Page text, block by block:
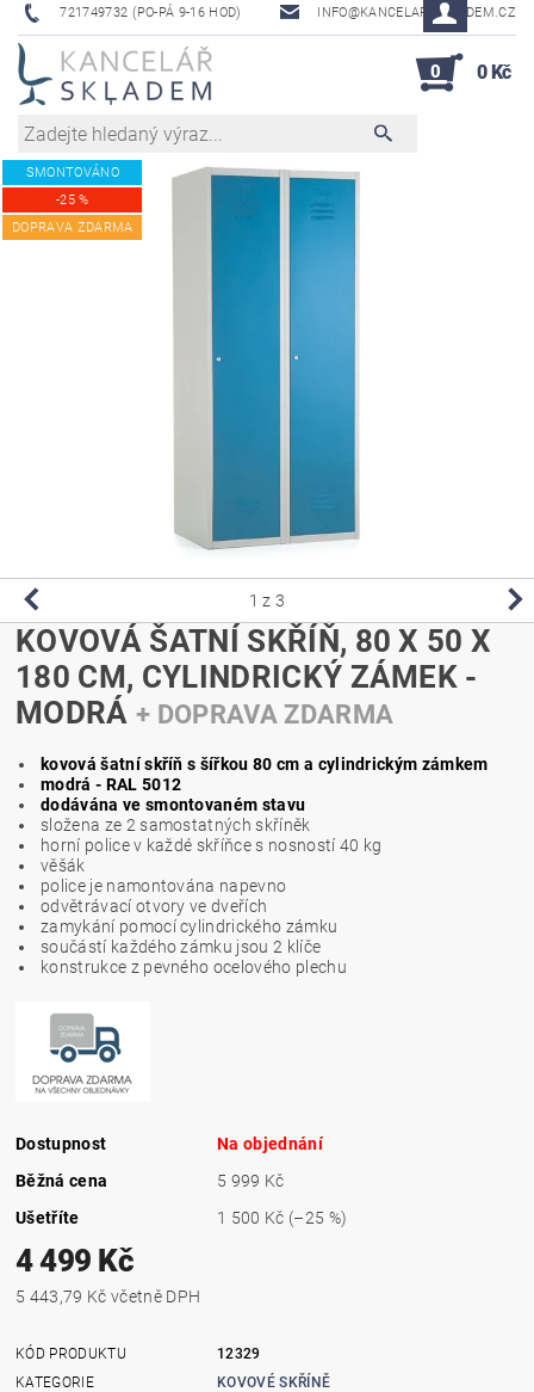
721749732 (PO-PÁ 9-16 HOD) INFO@KANCELAR-SKLADEM.CZ
0 0 Kč
SMONTOVÁNO
-25 %
DOPRAVA ZDARMA
1 z 3
KOVOVÁ ŠATNÍ SKŘÍŇ, 80 X 50 X
180 CM, CYLINDRICKÝ ZÁMEK -
MODRÁ+ DOPRAVA ZDARMA
kovová šatní skříň s šířkou 80 cm a cylindrickým zámkem
modrá - RAL 5012
dodávána ve smontovaném stavu
složena ze 2 samostatných skříněk
horní police v každé skříňce s nosností 40 kg
věšák
police je namontována napevno
odvětrávací otvory ve dveřích
zamykání pomocí cylindrického zámku
součástí každého zámku jsou 2 klíče
konstrukce z pevného ocelového plechu
Dostupnost
Na objednání
Běžná cena
5 999 Kč
Ušetříte
1 500 Kč (–25 %)
4 499 Kč
5 443,79 Kč včetně DPH
KÓD PRODUKTU
12329
KATEGORIE
KOVOVÉ SKŘÍNĚ